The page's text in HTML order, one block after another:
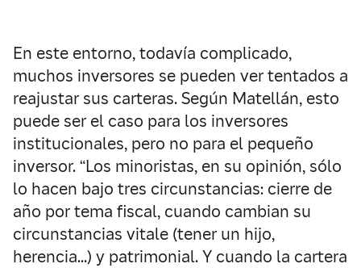
En este entorno, todavía complicado,
muchos inversores se pueden ver tentados a
reajustar sus carteras. Según Matellán, esto
puede ser el caso para los inversores
institucionales, pero no para el pequeño
inversor. “Los minoristas, en su opinión, sólo
lo hacen bajo tres circunstancias: cierre de
año por tema fiscal, cuando cambian su
circunstancias vitale (tener un hijo,
herencia…) y patrimonial. Y cuando la cartera